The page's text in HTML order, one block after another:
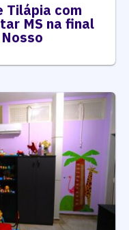
Tilápia com
MS na final